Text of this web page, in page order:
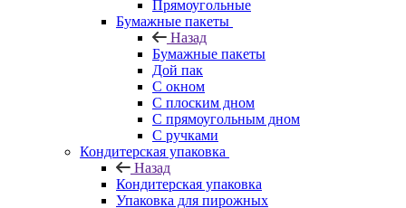
Прямоугольные
Бумажные пакеты
Назад
Бумажные пакеты
Дой пак
С окном
С плоским дном
С прямоугольным дном
С ручками
Кондитерская упаковка
Назад
Кондитерская упаковка
Упаковка для пирожных